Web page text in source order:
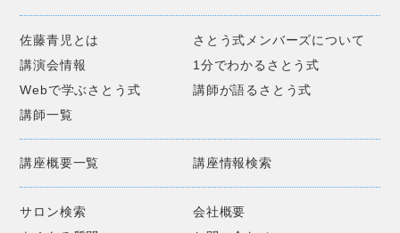
佐藤青児とは
さとう式メンバーズについて
講演会情報
1分でわかるさとう式
Webで学ぶさとう式
講師が語るさとう式
講師一覧
講座概要一覧 講座情報検索
サロン検索
会社概要